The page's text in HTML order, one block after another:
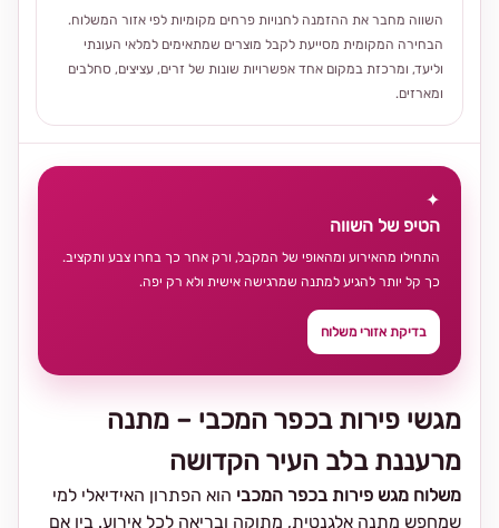
השווה מחבר את ההזמנה לחנויות פרחים מקומיות לפי אזור המשלוח.
הבחירה המקומית מסייעת לקבל מוצרים שמתאימים למלאי העונתי
וליעד, ומרכזת במקום אחד אפשרויות שונות של זרים, עציצים, סחלבים
ומארזים.
מגשי פירות בכפר המכבי – מתנה
מרעננת בלב העיר הקדושה
משלוח מגש פירות בכפר המכבי הוא הפתרון האידיאלי למי
שמחפש מתנה אלגנטית, מתוקה ובריאה לכל אירוע. בין אם
✦
הטיפ של השווה
התחילו מהאירוע ומהאופי של המקבל, ורק אחר כך בחרו צבע ותקציב.
כך קל יותר להגיע למתנה שמרגישה אישית ולא רק יפה.
בדיקת אזורי משלוח